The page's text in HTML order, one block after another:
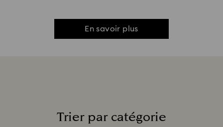
En savoir plus
Trier par catégorie